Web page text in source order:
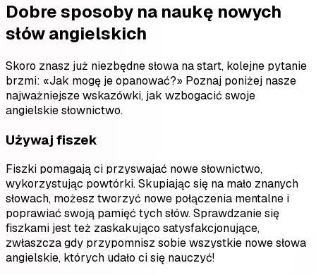
Dobre sposoby na naukę nowych
słów angielskich
Skoro znasz już niezbędne słowa na start, kolejne pytanie
brzmi: «Jak mogę je opanować?» Poznaj poniżej nasze
najważniejsze wskazówki, jak wzbogacić swoje
angielskie słownictwo.
Używaj fiszek
Fiszki pomagają ci przyswajać nowe słownictwo,
wykorzystując powtórki. Skupiając się na mało znanych
słowach, możesz tworzyć nowe połączenia mentalne i
poprawiać swoją pamięć tych słów. Sprawdzanie się
fiszkami jest też zaskakująco satysfakcjonujące,
zwłaszcza gdy przypomnisz sobie wszystkie nowe słowa
angielskie, których udało ci się nauczyć!